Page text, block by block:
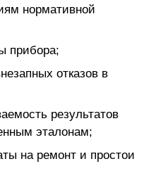
нормативной
прибора;
отказов в
результатов
эталонам;
на ремонт и простои